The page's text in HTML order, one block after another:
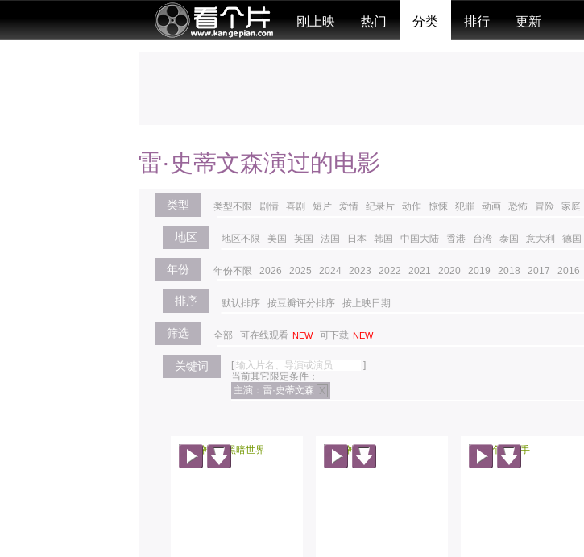
刚上映 热门 分类 排行 更新
雷·史蒂文森演过的电影
类型 类型不限 剧情 喜剧 短片 爱情 纪录片 动作 惊悚 犯罪 动画 恐怖 冒险 家庭
地区 地区不限 美国 英国 法国 日本 韩国 中国大陆 香港 台湾 泰国 意大利 德国
年份 年份不限 2026 2025 2024 2023 2022 2021 2020 2019 2018 2017 2016
排序 默认排序 按豆瓣评分排序 按上映日期
筛选 全部 可在线观看 NEW 可下载 NEW
关键词 [
]
当前其它限定条件：
主演：雷·史蒂文森 X